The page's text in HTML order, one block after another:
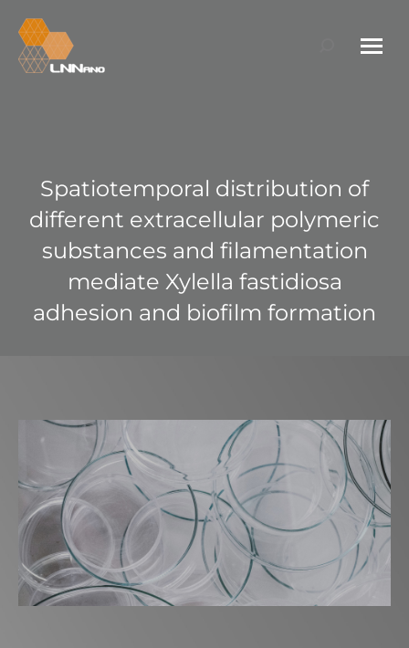
Search:
Spatiotemporal distribution of
different extracellular polymeric
substances and filamentation
mediate Xylella fastidiosa
adhesion and biofilm formation